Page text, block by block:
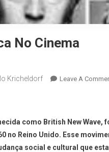
No Cinema
Kricheldorf Leave A
como British New
no Reino Unido. Esse
social e cultural que